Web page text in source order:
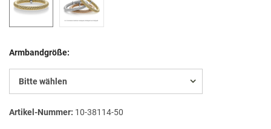
Armbandgröße:
Bitte wählen
Artikel-Nummer: 10-38114-50